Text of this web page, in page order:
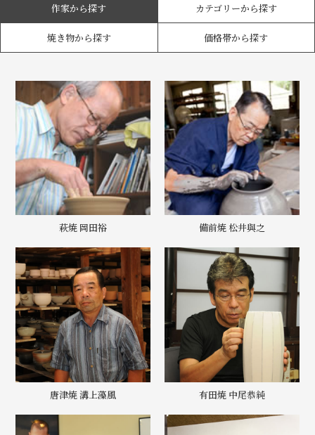
作家から探す カテゴリーから探す
焼き物から探す 価格帯から探す
萩焼 岡田裕 備前焼 松井與之
唐津焼 溝上藻風 有田焼 中尾恭純